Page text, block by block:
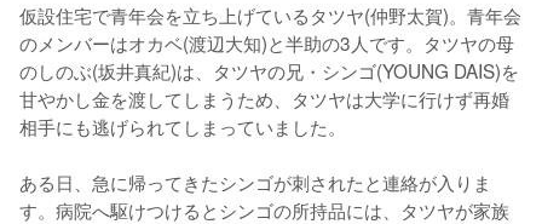
仮設住宅で青年会を立ち上げているタツヤ(仲野太賀)。青年会
のメンバーはオカベ(渡辺大知)と半助の3人です。タツヤの母
のしのぶ(坂井真紀)は、タツヤの兄・シンゴ(YOUNG DAIS)を
甘やかし金を渡してしまうため、タツヤは大学に行けず再婚
相手にも逃げられてしまっていました。
ある日、急に帰ってきたシンゴが刺されたと連絡が入りま
す。病院へ駆けつけるとシンゴの所持品には、タツヤが家族